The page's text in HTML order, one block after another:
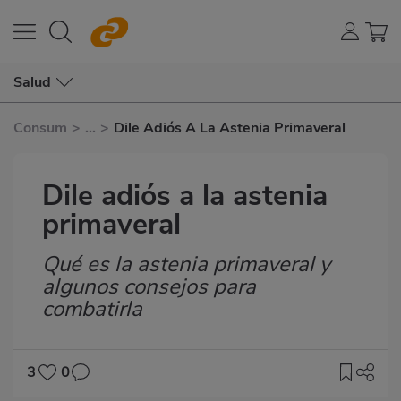
Salud
Consum > ... > Dile Adiós A La Astenia Primaveral
Dile adiós a la astenia
primaveral
Subtítulo
Qué es la astenia primaveral y
algunos consejos para
combatirla
3
0